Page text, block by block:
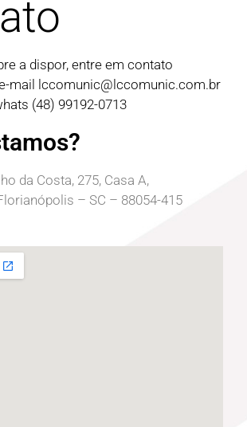
a dispor, entre em contato
mail lccomunic@lccomunic.com.br
(48) 99192-0713
da Costa, 275, Casa A,
– SC – 88054-415